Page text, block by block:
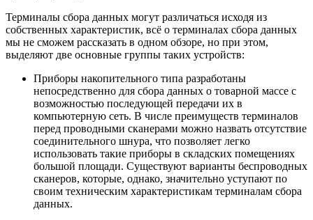
Терминалы сбора данных могут различаться исходя из
собственных характеристик, всё о терминалах сбора данных
мы не сможем рассказать в одном обзоре, но при этом,
выделяют две основные группы таких устройств:
Приборы накопительного типа разработаны
непосредственно для сбора данных о товарной массе с
возможностью последующей передачи их в
компьютерную сеть. В числе преимуществ терминалов
перед проводными сканерами можно назвать отсутствие
соединительного шнура, что позволяет легко
использовать такие приборы в складских помещениях
большой площади. Существуют варианты беспроводных
сканеров, которые, однако, значительно уступают по
своим техническим характеристикам терминалам сбора
данных.